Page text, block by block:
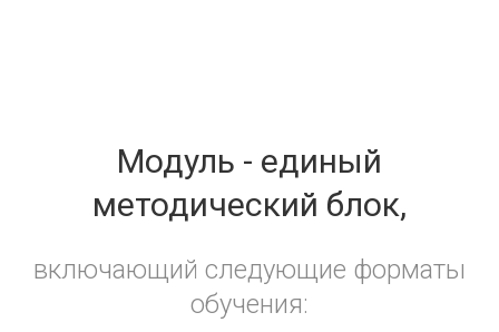
Модуль - единый
методический блок,
включающий следующие форматы
обучения: